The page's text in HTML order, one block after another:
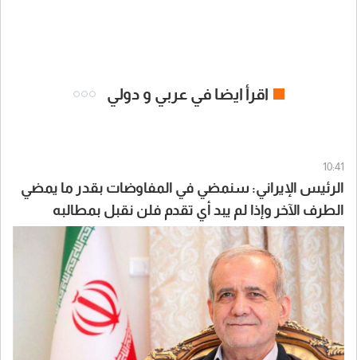
اقرأ ايضا في عربي و دولي
10:41
الرئيس الإيراني: سنمضي في المفاوضات بقدر ما يمضي
الطرف الآخر وإذا لم يبد أي تقدم فلن نقبل بمطالبه